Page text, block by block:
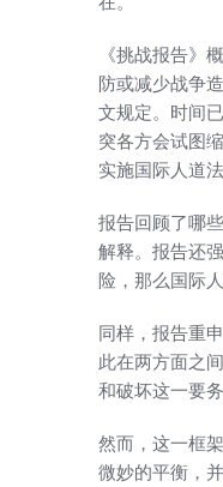
《挑战报告》
防或减少战争
文规定。时间
突各方会试图
实施国际人道
报告回顾了哪
解释。报告还
险，那么国际
同样，报告重
此在两方面之
和破坏这一要务
然而，这一框
微妙的平衡，